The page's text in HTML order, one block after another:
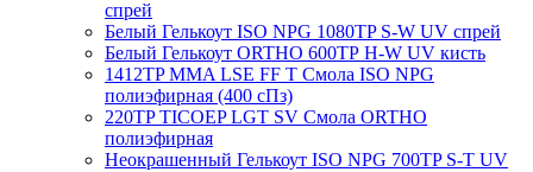
спрей
Белый Гелькоут ISO NPG 1080TP S-W UV спрей
Белый Гелькоут ORTHO 600ТР H-W UV кисть
1412TP MMA LSE FF T Смола ISO NPG
полиэфирная (400 сПз)
220TP TICOEP LGT SV Смола ORTHO
полиэфирная
Неокрашенный Гелькоут ISO NPG 700TP S-T UV